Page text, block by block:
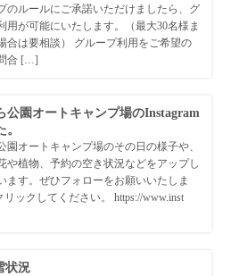
のルールにご承諾いただけましたら、グ
用が可能にいたします。（最大30名様ま
合は要相談） グループ利用をご希望の
合 […]
公園オートキャンプ場のInstagram
園オートキャンプ場のその日の様子や、
や植物、予約の空き状況などをアップし
ます。ぜひフォローをお願いいたしま
リックしてください。 https://www.inst
状況